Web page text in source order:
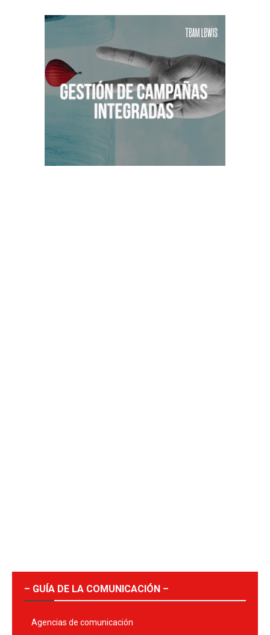
– GUÍA DE LA COMUNICACIÓN –
Agencias de comunicación